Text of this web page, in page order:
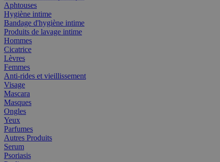
Aphtouses
Hygiène intime
Bandage d'hygiène intime
Produits de lavage intime
Hommes
Cicatrice
Lèvres
Femmes
Anti-rides et vieillissement
Visage
Mascara
Masques
Ongles
Yeux
Parfumes
Autres Produits
Serum
Psoriasis